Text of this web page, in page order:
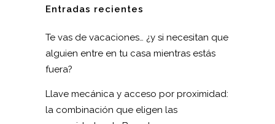
Entradas recientes
Te vas de vacaciones… ¿y si necesitan que
alguien entre en tu casa mientras estás
fuera?
Llave mecánica y acceso por proximidad:
la combinación que eligen las